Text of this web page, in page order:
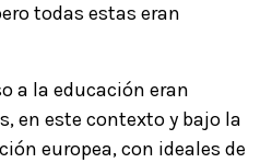
todas estas eran
a la educación eran
en este contexto y bajo la
europea, con ideales de